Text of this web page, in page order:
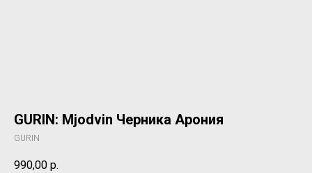
GURIN: Mjodvin Черника Арония
GURIN
990,00 р.